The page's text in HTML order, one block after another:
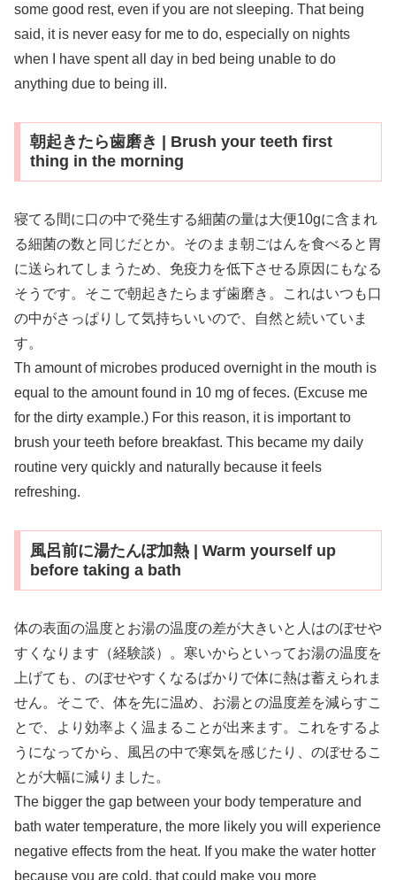
some good rest, even if you are not sleeping. That being
said, it is never easy for me to do, especially on nights
when I have spent all day in bed being unable to do
anything due to being ill.
朝起きたら歯磨き | Brush your teeth first
thing in the morning
寝てる間に口の中で発生する細菌の量は大便10gに含まれ
る細菌の数と同じだとか。そのまま朝ごはんを食べると胃
に送られてしまうため、免疫力を低下させる原因にもなる
そうです。そこで朝起きたらまず歯磨き。これはいつも口
の中がさっぱりして気持ちいいので、自然と続いていま
す。
Th amount of microbes produced overnight in the mouth is
equal to the amount found in 10 mg of feces. (Excuse me
for the dirty example.) For this reason, it is important to
brush your teeth before breakfast. This became my daily
routine very quickly and naturally because it feels
refreshing.
風呂前に湯たんぽ加熱 | Warm yourself up
before taking a bath
体の表面の温度とお湯の温度の差が大きいと人はのぼせや
すくなります（経験談）。寒いからといってお湯の温度を
上げても、のぼせやすくなるばかりで体に熱は蓄えられま
せん。そこで、体を先に温め、お湯との温度差を減らすこ
とで、より効率よく温まることが出来ます。これをするよ
うになってから、風呂の中で寒気を感じたり、のぼせるこ
とが大幅に減りました。
The bigger the gap between your body temperature and
bath water temperature, the more likely you will experience
negative effects from the heat. If you make the water hotter
because you are cold, that could make you more